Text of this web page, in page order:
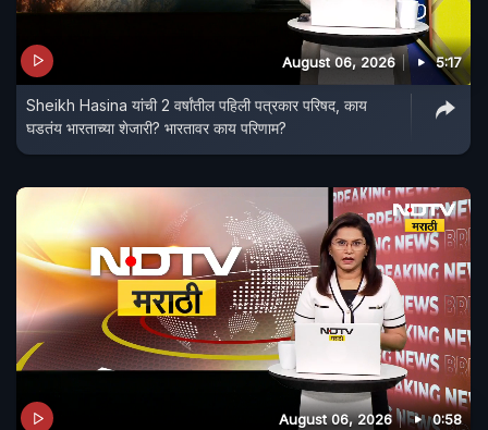
August 06, 2026 5:17
Sheikh Hasina यांची 2 वर्षांतील पहिली पत्रकार परिषद, काय
घडतंय भारताच्या शेजारी? भारतावर काय परिणाम?
August 06, 2026 0:58